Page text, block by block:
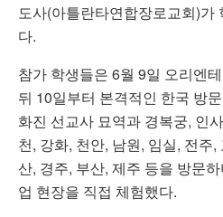
도사(아틀란타연합장로교회)가
다.
참가 학생들은 6월 9일 오리엔
뒤 10일부터 본격적인 한국 방
화진 선교사 묘역과 경복궁, 인
천, 강화, 천안, 남원, 임실, 전주
산, 경주, 부산, 제주 등을 방문
업 현장을 직접 체험했다.